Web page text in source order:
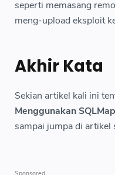
seperti memasang
meng-upload eksploit
Akhir Kata
Sekian artikel kali ini
Menggunakan
sampai jumpa di artikel